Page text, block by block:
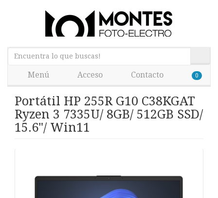
Menú Acceso Contacto 0
Portátil HP 255R G10 C38KGAT
Ryzen 3 7335U/ 8GB/ 512GB SSD/
15.6"/ Win11